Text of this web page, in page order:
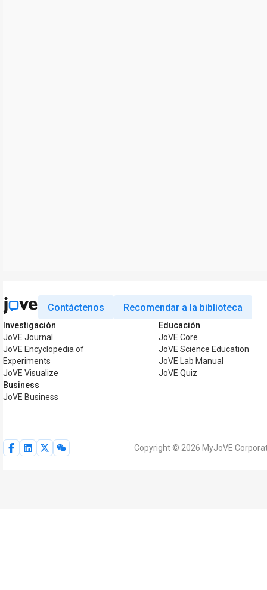
Contáctenos Recomendar a la biblioteca
Investigación
JoVE Journal
JoVE Encyclopedia of
Experiments
JoVE Visualize
Business
JoVE Business
Educación
JoVE Core
JoVE Science Education
JoVE Lab Manual
JoVE Quiz
Copyright © 2026 MyJoVE